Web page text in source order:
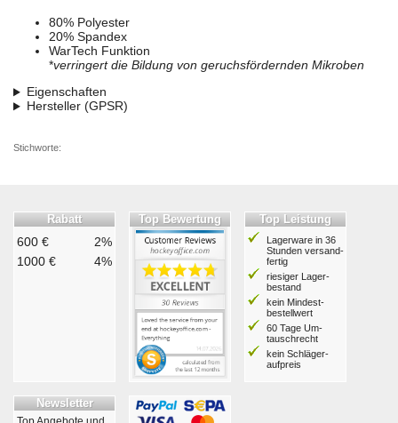
80% Polyester
20% Spandex
WarTech Funktion
*verringert die Bildung von geruchsfördernden Mikroben
Eigenschaften
Hersteller (GPSR)
Stichworte:
Rabatt
600 €
2%
1000 €
4%
Top Bewertung Top Leistung
Lagerware in 36
Stunden ver­sand­
fertig
riesiger Lager­
bestand
kein Mindest­
bestell­wert
60 Tage Um­
tausch­recht
kein Schläger­
aufpreis
Newsletter